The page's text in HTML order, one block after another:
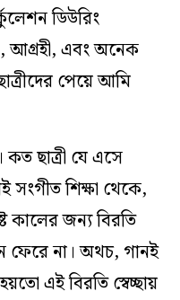
ডিউরিং
আগ্রহী, এবং অনেক
পেয়ে আমি
ছাত্রী যে এসে
শিক্ষা থেকে,
কালের জন্য বিরতি
ফেরে না। অথচ, গানই
এই বিরতি স্বেচ্ছায়